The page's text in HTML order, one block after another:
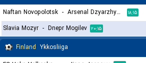
Naftan Novopolotsk - Arsenal Dzyarzhynsk ۱۸:۱۵
Slavia Mozyr - Dnepr Mogilev ۲۰:۱۵
Finland Ykkosliiga